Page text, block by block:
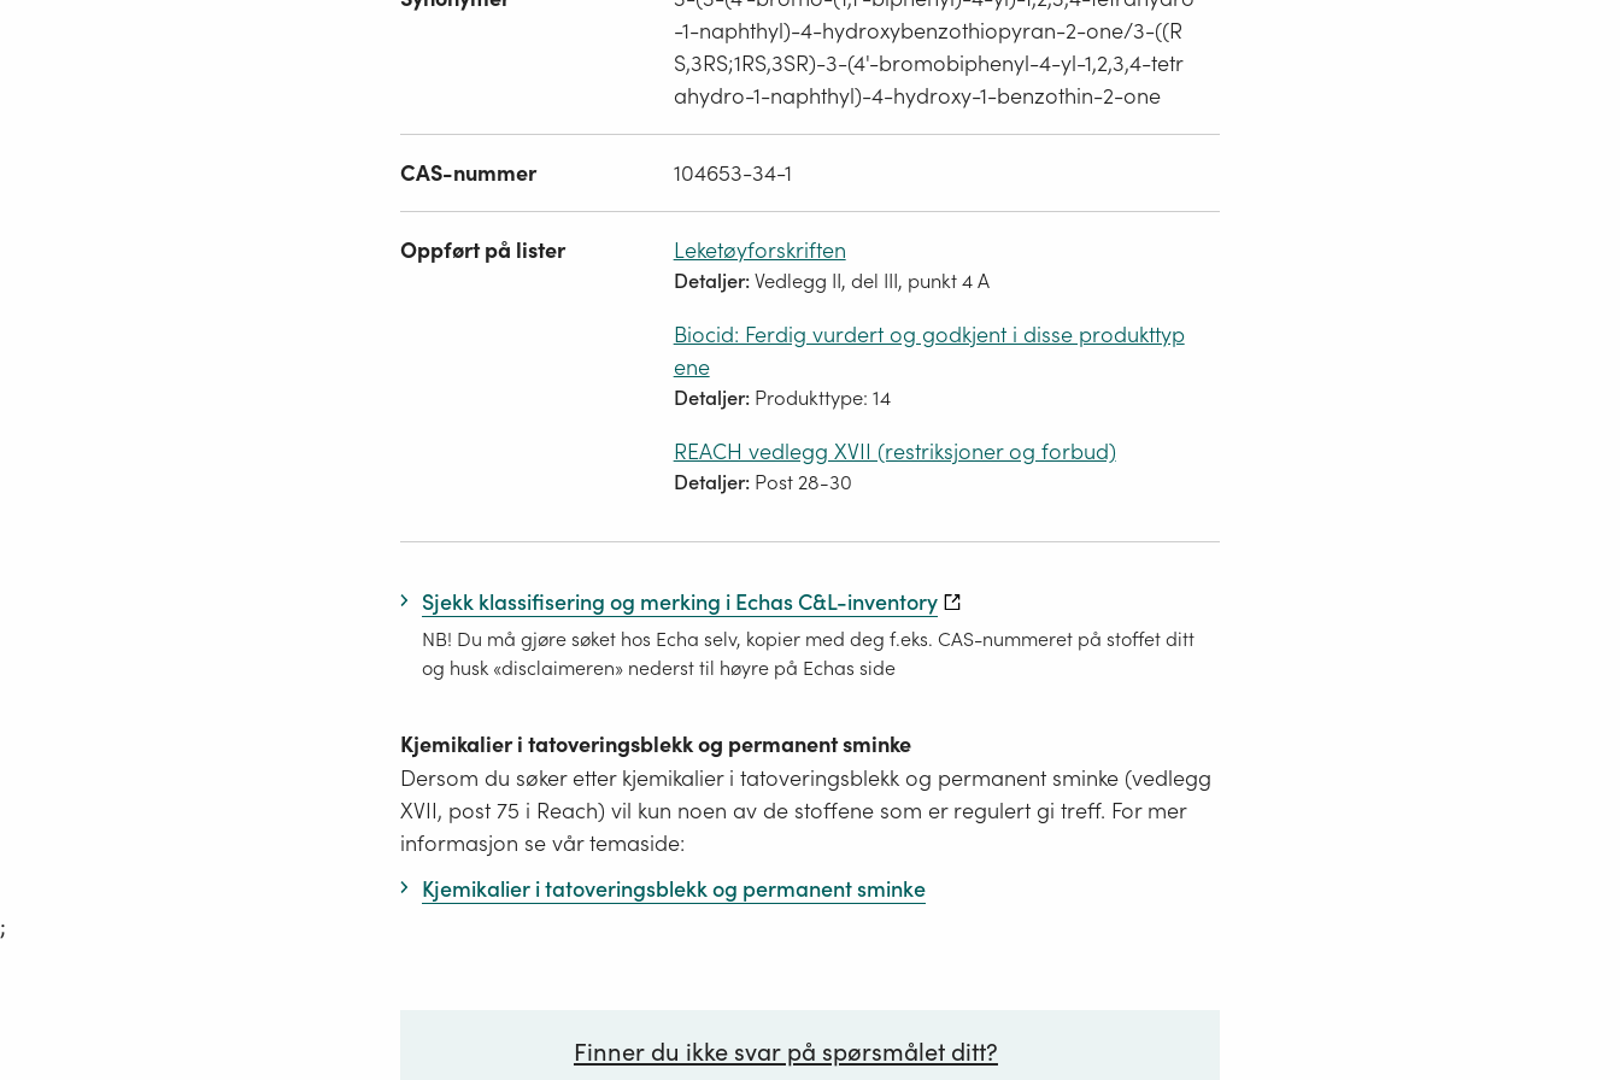
-1-naphthyl)-4-hydroxybenzothiopyran-2-one/3-((R
S,3RS;1RS,3SR)-3-(4'-bromobiphenyl-4-yl-1,2,3,4-tetr
ahydro-1-naphthyl)-4-hydroxy-1-benzothin-2-one
CAS-nummer 104653-34-1
Oppført på lister Leketøyforskriften
Detaljer:Vedlegg II, del III, punkt 4 A
Biocid: Ferdig vurdert og godkjent i disse produkttyp
ene
Detaljer: Produkttype: 14
REACH vedlegg XVII (restriksjoner og forbud)
Detaljer: Post 28-30
Sjekk klassifisering og merking i Echas C&L-inventory
NB! Du må gjøre søket hos Echa selv, kopier med deg f.eks. CAS-nummeret på stoffet ditt
og husk «disclaimeren» nederst til høyre på Echas side
Kjemikalier i tatoveringsblekk og permanent sminke
Dersom du søker etter kjemikalier i tatoveringsblekk og permanent sminke (vedlegg
XVII, post 75 i Reach) vil kun noen av de stoffene som er regulert gi treff. For mer
informasjon se vår temaside:
Kjemikalier i tatoveringsblekk og permanent sminke
;
Finner du ikke svar på spørsmålet ditt?